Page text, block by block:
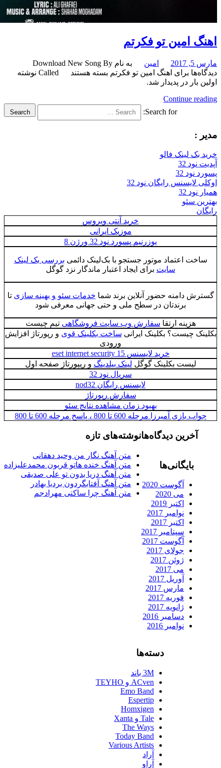
امین تو فکرتم
امین
برای اهنگ امین تو فکرتم بسته هستند
به نام Download New Song By
Called نوشته
بار در پدیدار شد.
Continue
Search for:
Search
:
لینک فالو
32
32
لایسنس رایگان نود 32
32
سئو
خرید آنتی ویروس
موزیک ایرانی
یوزرنیم پسورد نود 32 ورژن 8
اعتماد موتور جستجو با بک‌لینک دائمیبررسی بک لینک
برای ایجاد اعتبار ماندگار نزد گوگل
دامنه حضور آنلاین برند شماخدمات سئو و بهینه سازی تا
برندتان در سطح ملی و حتی جهانی معرفی شود
هزینه ارتقاسفارش وب سایت فروشگاهیتیم چیست
چیست؟ بکلینک ایرانی ساخت بکلینک قویو رپورتاژ افزایش
ورودی
خرید لایسنس eset internet security 15
لیست بکلینک گوگللینک بیلدینگو ریپورتاژ صفحه اول
سریال نود 32
لایسنس رایگان nod32
سفارش رپورتاژ
بهبود زمان مشاهده نتایج سئو
بازی آمیرزا مرحله 600 تا 800 ، پاسخ مرحله 600 تا 800
نوشته‌های تازه
متن آهنگ نگار من وحید دهقانی
متن آهنگ خنده هاتو قربون محمدعلیزاده
متن آهنگ دریا بدون تو علی صدیقی
متن آهنگ آفتابگردون بردیا بهادر
متن آهنگ چرا ساکتی مهرادجم
آخرین دیدگاه‌ها
بایگانی‌ها
آگوست 2020
می 2020
اکتبر 2019
نوامبر 2017
اکتبر 2017
سپتامبر 2017
آگوست 2017
جولای 2017
ژوئن 2017
می 2017
آوریل 2017
مارس 2017
فوریه 2017
ژانویه 2017
دسامبر 2016
نوامبر 2016
دسته‌ها
ACven و TEYHO
Emo Band
Espertip
Homxigen
Tale و Xanta
The Ways
Today Band
Various Artists